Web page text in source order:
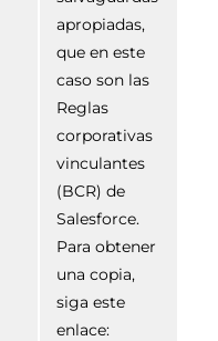
apropiadas,
que en este
caso son las
Reglas
corporativas
vinculantes
(BCR) de
Salesforce.
Para obtener
una copia,
siga este
enlace: